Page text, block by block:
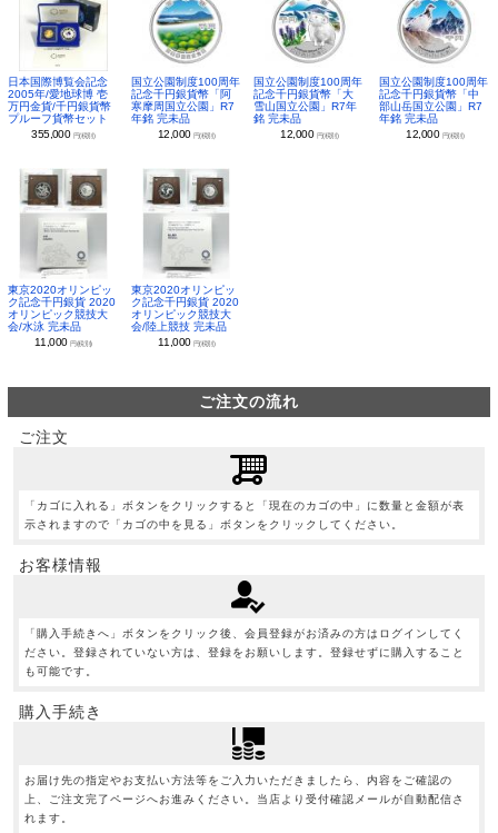
日本国際博覧会記念
2005年/愛地球博 壱
万円金貨/千円銀貨幣
プルーフ貨幣セット
355,000 円(税別)
国立公園制度100周年
記念千円銀貨幣「阿
寒摩周国立公園」R7
年銘 完未品
12,000 円(税別)
国立公園制度100周年
記念千円銀貨幣「大
雪山国立公園」R7年
銘 完未品
12,000 円(税別)
国立公園制度100周年
記念千円銀貨幣「中
部山岳国立公園」R7
年銘 完未品
12,000 円(税別)
東京2020オリンピッ
ク記念千円銀貨 2020
オリンピック競技大
会/水泳 完未品
11,000円(税別)
東京2020オリンピッ
ク記念千円銀貨 2020
オリンピック競技大
会/陸上競技 完未品
11,000 円(税別)
ご注文の流れ
ご注文
「カゴに入れる」ボタンをクリックすると「現在のカゴの中」に数量と金額が表
示されますので「カゴの中を見る」ボタンをクリックしてください。
お客様情報
「購入手続きへ」ボタンをクリック後、会員登録がお済みの方はログインしてく
ださい。登録されていない方は、登録をお願いします。登録せずに購入すること
も可能です。
購入手続き
お届け先の指定やお支払い方法等をご入力いただきましたら、内容をご確認の
上、ご注文完了ページへお進みください。当店より受付確認メールが自動配信さ
れます。